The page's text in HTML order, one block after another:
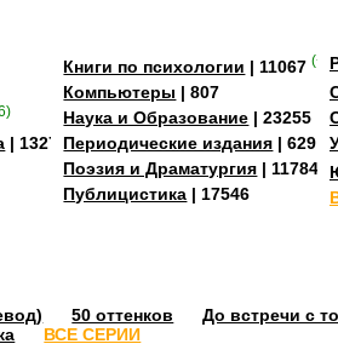
| 13273
Книги по психологии | 11067 (+3)
Компьютеры | 807
Наука и Образование | 23255
Периодические издания | 629
Поэзия и Драматургия | 11784
Публицистика | 17546
50 оттенков До встречи с
ВСЕ СЕРИИ